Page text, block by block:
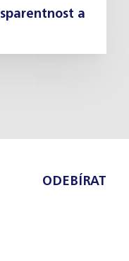
a
ODEBÍRAT